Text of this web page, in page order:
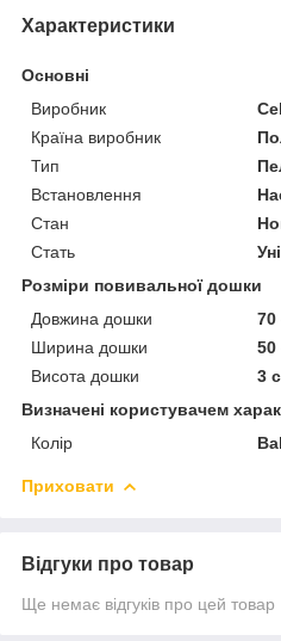
Характеристики
Основні
Виробник
Країна виробник
Тип
Встановлення
Стан
Стать
Розміри повивальної дошки
Довжина дошки
70
Ширина дошки
50
Висота дошки
3
Визначені користувачем
Колір
Приховати
Відгуки про товар
Ще немає відгуків про цей товар